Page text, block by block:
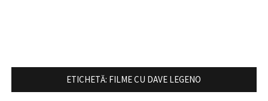
ETICHETĂ: FILME CU DAVE LEGENO